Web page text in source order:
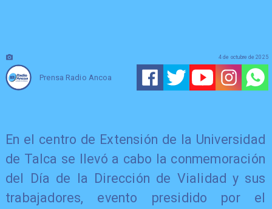
Prensa Radio Ancoa
4 de octubre de 2025
En el centro de Extensión de la Universidad
de Talca se llevó a cabo la conmemoración
del Día de la Dirección de Vialidad y sus
trabajadores, evento presidido por el